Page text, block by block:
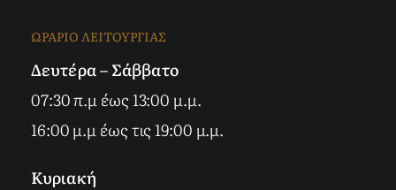
ΩΡΑΡΙΟ ΛΕΙΤΟΥΡΓΙΑΣ
Δευτέρα – Σάββατο
07:30 π.μ έως 13:00 μ.μ.
16:00 μ.μ έως τις 19:00 μ.μ.
Κυριακή